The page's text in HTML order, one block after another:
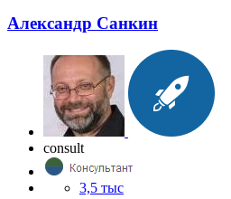
Александр Санкин
consult
3,5 тыс